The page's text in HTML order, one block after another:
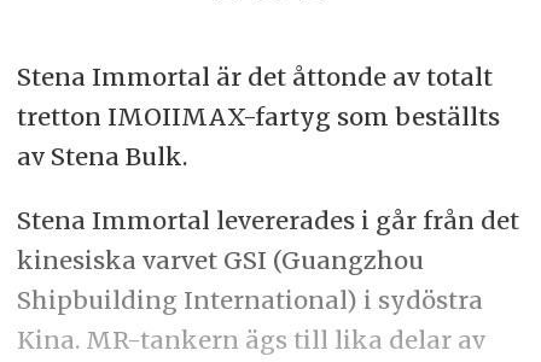
Stena Immortal är det åttonde av totalt
tretton IMOIIMAX-fartyg som beställts
av Stena Bulk.
Stena Immortal levererades i går från det
kinesiska varvet GSI (Guangzhou
Shipbuilding International) i sydöstra
Kina. MR-tankern ägs till lika delar av